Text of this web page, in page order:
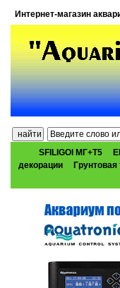
Интернет-магазин
SFILIGOI МГ+Т5
декорации
Грунтовая